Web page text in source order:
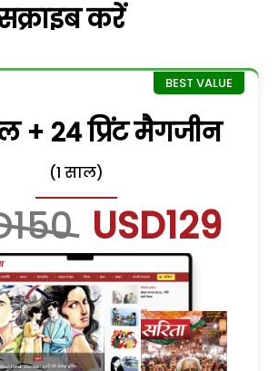
करें
+ 24 प्रिंट मैगजीन
(1 साल)
USD129